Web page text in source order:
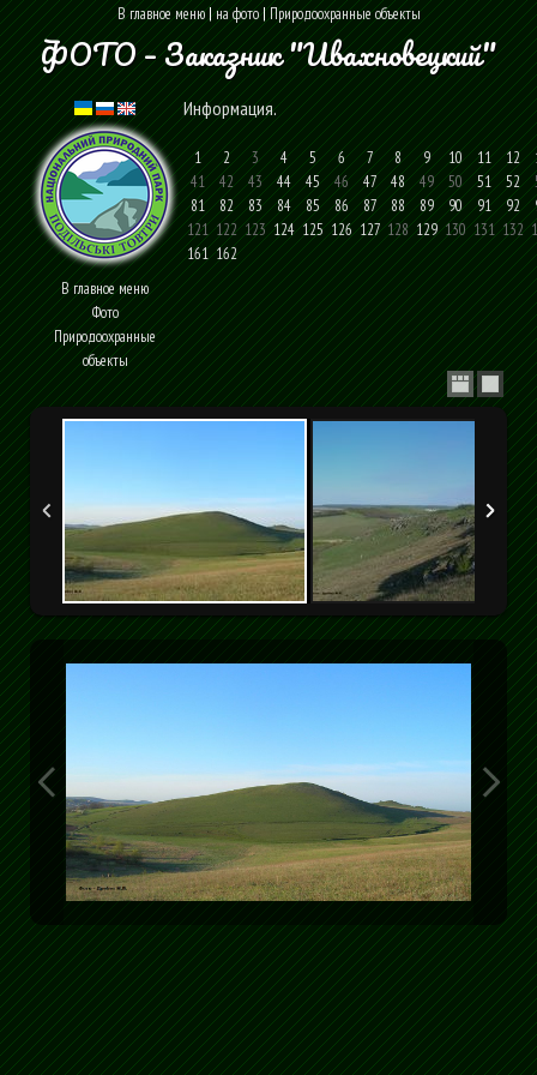
В главное меню|на фото|Природоохранные объекты
ФОТО – Заказник "Ивахновецкий"
В главное меню
Фото
Природоохранные
объекты
Информация.
1 2 3 4 5 6 7 8 9 10 11 12
41 42 43 44 45 46 47 48 49 50 51 52
81
82 83 84 85 86 87 88 89 90 91 92
121122123124 125 126 127128129130131132
161 162